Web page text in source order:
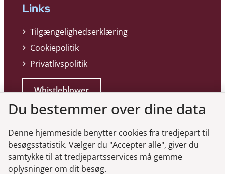
Links
Tilgængelighedserklæring
Cookiepolitik
Privatlivspolitik
Whistleblower
Genveje
Du bestemmer over dine data
Denne hjemmeside benytter cookies fra tredjepart til
besøgsstatistik. Vælger du "Accepter alle", giver du
samtykke til at tredjepartsservices må gemme
oplysninger om dit besøg.